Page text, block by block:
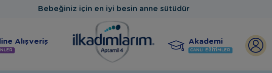
Bebeğiniz için en iyi besin anne sütüdür
Alışveriş Akademi
CANLI EĞITIMLER